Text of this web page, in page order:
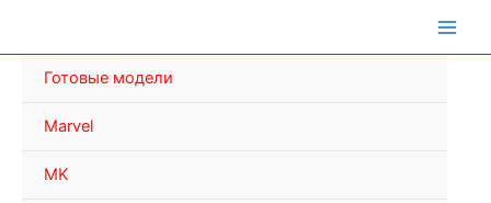
Готовые модели
Marvel
MK